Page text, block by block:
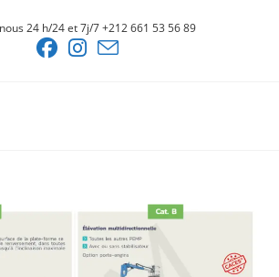
24 h/24 et 7j/7 +212 661 53 56 89